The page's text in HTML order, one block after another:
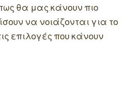
θα μας κάνουν πιο
να νοιάζονται για το
επιλογές που κάνουν